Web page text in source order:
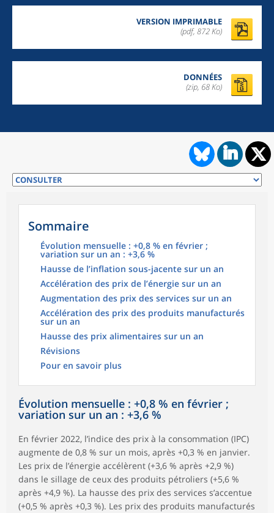
VERSION IMPRIMABLE
(pdf, 872 Ko)
DONNÉES
(zip, 68 Ko)
Sommaire
Évolution mensuelle : +0,8 % en février ;
variation sur un an : +3,6 %
Hausse de l’inflation sous-jacente sur un an
Accélération des prix de l’énergie sur un an
Augmentation des prix des services sur un an
Accélération des prix des produits manufacturés
sur un an
Hausse des prix alimentaires sur un an
Révisions
Pour en savoir plus
Évolution mensuelle : +0,8 % en février ;
variation sur un an : +3,6 %
En février 2022, l’indice des prix à la consommation (IPC)
augmente de 0,8 % sur un mois, après +0,3 % en janvier.
Les prix de l’énergie accélèrent (+3,6 % après +2,9 %)
dans le sillage de ceux des produits pétroliers (+5,6 %
après +4,9 %). La hausse des prix des services s’accentue
(+0,5 % après +0,3 %). Les prix des produits manufacturés